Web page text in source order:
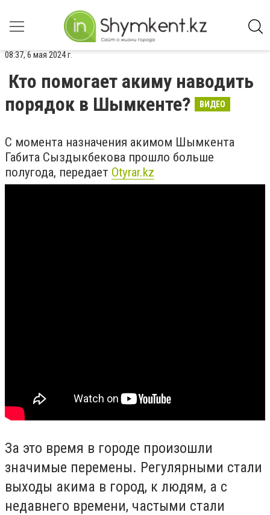
08:37, 6 мая 2024 г.
Кто помогает акиму наводить
порядок в Шымкенте?
ВИДЕО
С момента назначения акимом Шымкента
Габита Сыздыкбекова прошло больше
полугода, передает Otyrar.kz
За это время в городе произошли
значимые перемены. Регулярными стали
выходы акима в город, к людям, а с
недавнего времени, частыми стали